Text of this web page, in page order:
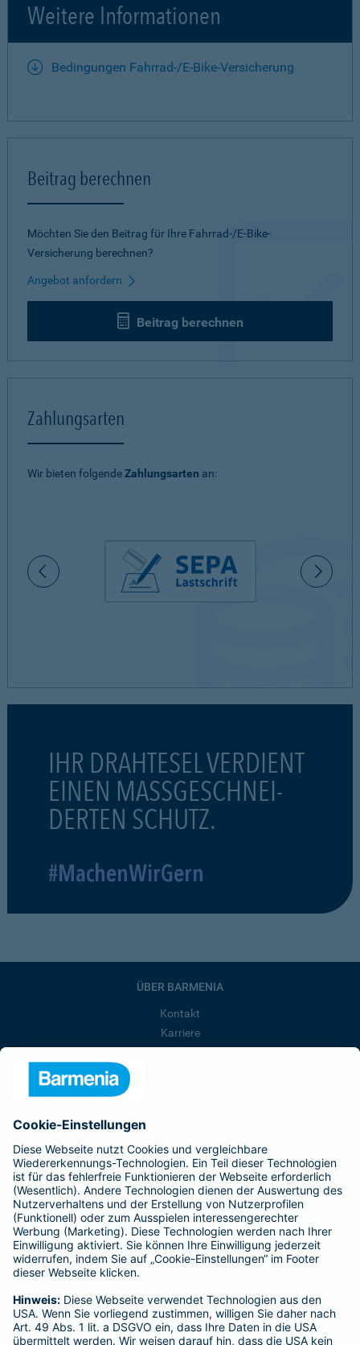
Weitere Informationen
Bedingungen Fahrrad-/E-Bike-Versicherung
Beitrag berechnen
Möchten Sie den Beitrag für Ihre Fahrrad-/E-Bike-
Versicherung berechnen?
Angebot anfordern
Beitrag berechnen
Zahlungsarten
Wir bieten folgendeZahlungsarten an:
IHR DRAHTESEL VERDIENT
EINEN MASSGESCHNEI-
DERTEN SCHUTZ.
#MachenWirGern
ÜBER BARMENIA
Kontakt
Karriere
Barmenia ist Teil der BarmeniaGothaer
BELIEBTE SEITEN
Kranken-Zusatzversicherung
Tierversicherungen
Haftpflichtversicherung
Hausratversicherung
Adresse ändern
Schaden melden